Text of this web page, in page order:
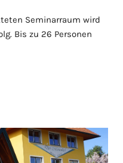
Seminarraum wird
Bis zu 26 Personen